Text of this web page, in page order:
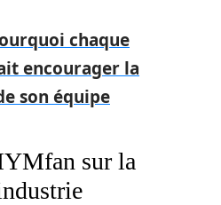
chaque
encourager la
son équipe
sur la